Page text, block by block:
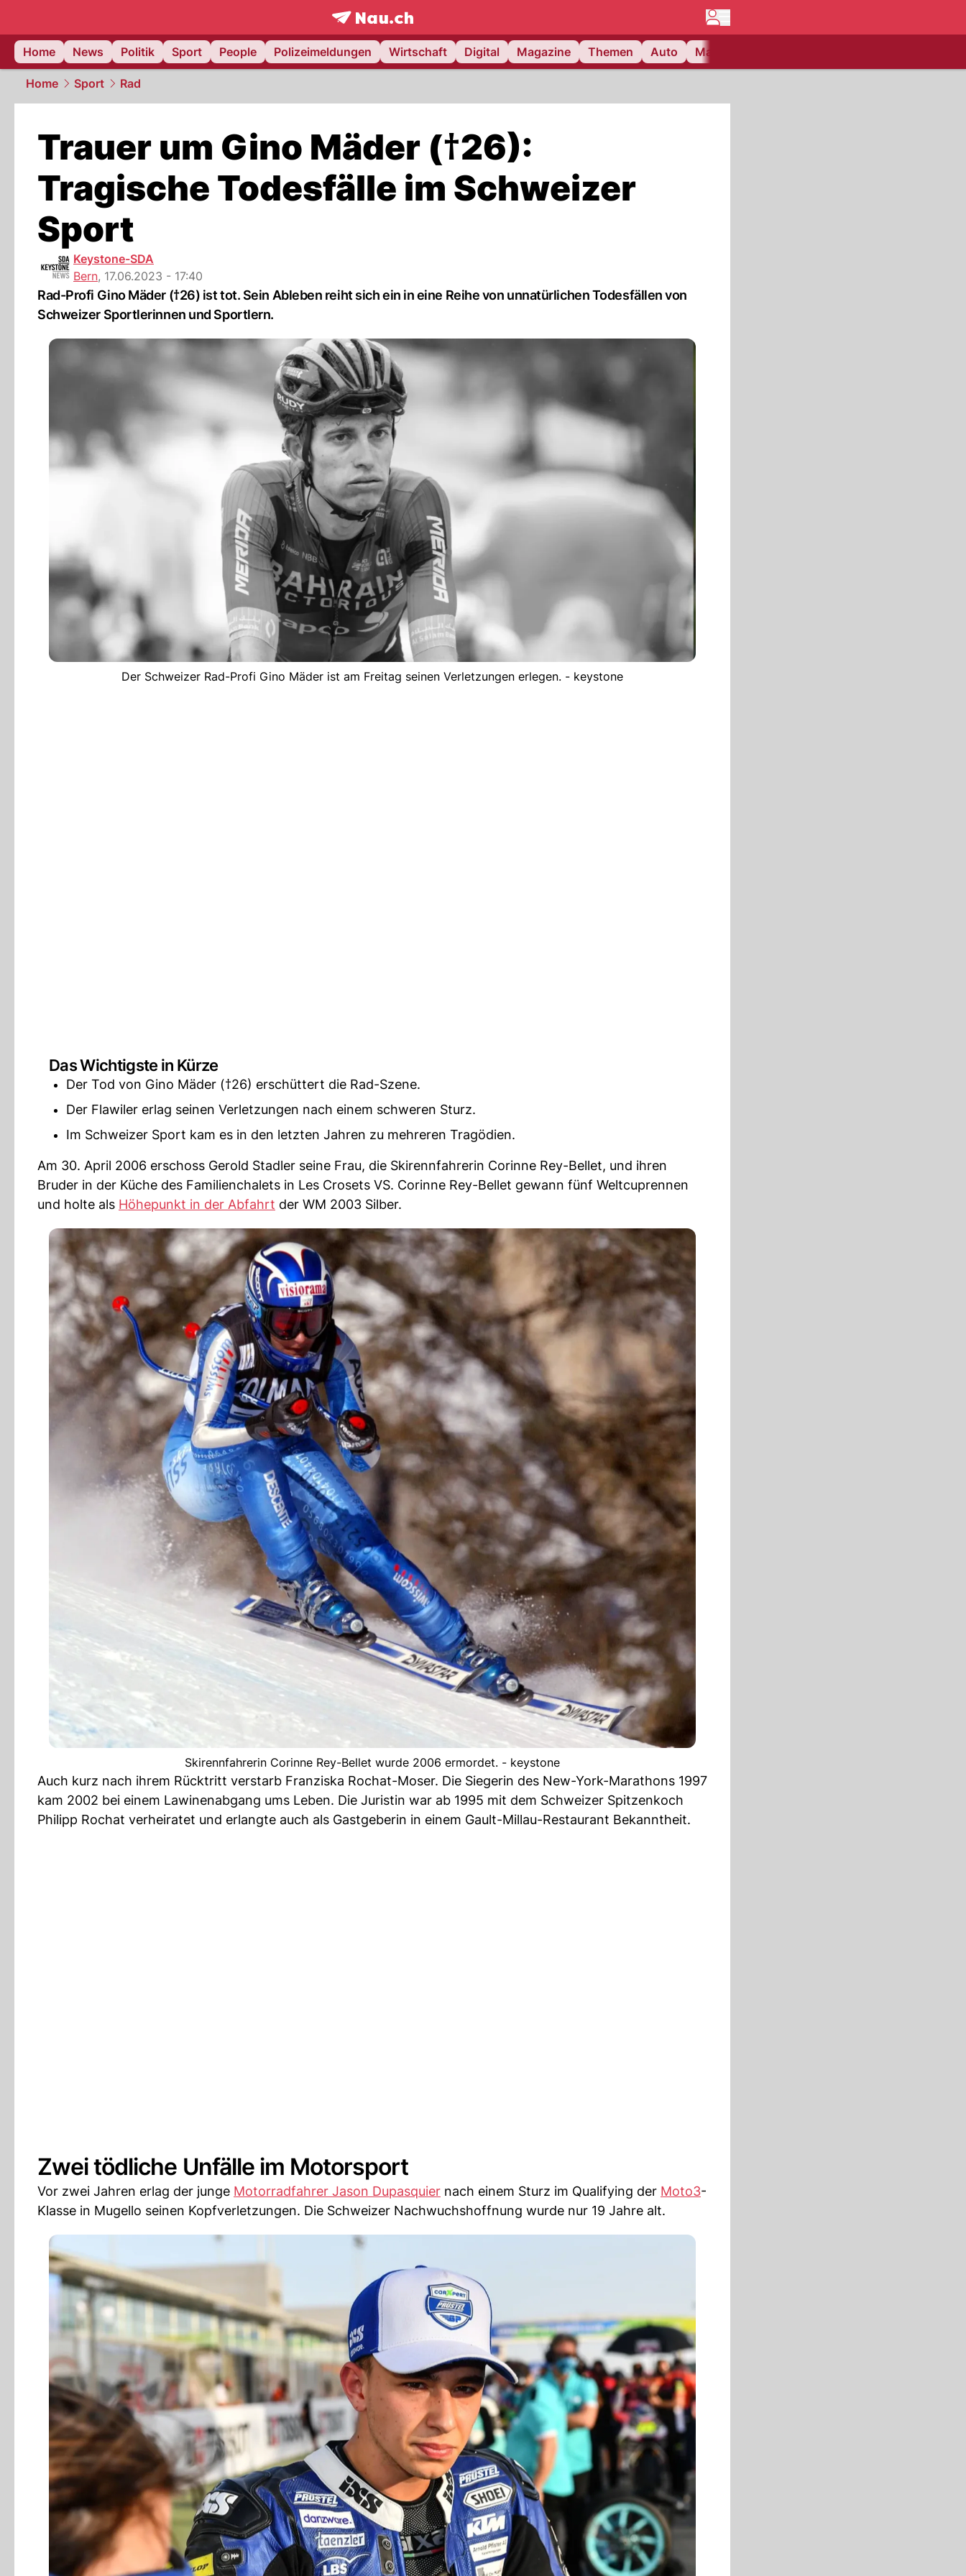
frontpage.NAU.ch
Home
News Politik Sport People Polizeimeldungen Wirtschaft Digital Magazine Themen Auto Matchcenter
Home Sport Rad
Trauer um Gino Mäder (†26):
Tragische Todesfälle im Schweizer
Sport
Keystone-SDA
Bern, 17.06.2023 - 17:40
Rad-Profi Gino Mäder (†26) ist tot. Sein Ableben reiht sich ein in eine Reihe von unnatürlichen Todesfällen von
Schweizer Sportlerinnen und Sportlern.
Der Schweizer Rad-Profi Gino Mäder ist am Freitag seinen Verletzungen erlegen. - keystone
Das Wichtigste in Kürze
Der Tod von Gino Mäder (†26) erschüttert die Rad-Szene.
Der Flawiler erlag seinen Verletzungen nach einem schweren Sturz.
Im Schweizer Sport kam es in den letzten Jahren zu mehreren Tragödien.
Am 30. April 2006 erschoss Gerold Stadler seine Frau, die Skirennfahrerin Corinne Rey-Bellet, und ihren
Bruder in der Küche des Familienchalets in Les Crosets VS. Corinne Rey-Bellet gewann fünf Weltcuprennen
und holte als Höhepunkt in der Abfahrt der WM 2003 Silber.
Skirennfahrerin Corinne Rey-Bellet wurde 2006 ermordet. - keystone
Auch kurz nach ihrem Rücktritt verstarb Franziska Rochat-Moser. Die Siegerin des New-York-Marathons 1997
kam 2002 bei einem Lawinenabgang ums Leben. Die Juristin war ab 1995 mit dem Schweizer Spitzenkoch
Philipp Rochat verheiratet und erlangte auch als Gastgeberin in einem Gault-Millau-Restaurant Bekanntheit.
Zwei tödliche Unfälle im Motorsport
Vor zwei Jahren erlag der junge Motorradfahrer Jason Dupasquier nach einem Sturz im Qualifying der Moto3-
Klasse in Mugello seinen Kopfverletzungen. Die Schweizer Nachwuchshoffnung wurde nur 19 Jahre alt.